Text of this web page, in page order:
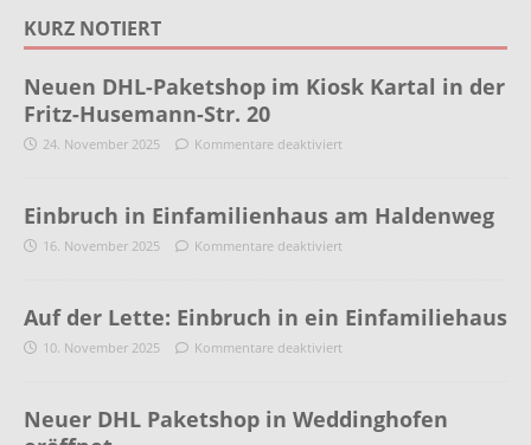
KURZ NOTIERT
Neuen DHL-Paketshop im Kiosk Kartal in der
Fritz-Husemann-Str. 20
24. November 2025 Kommentare deaktiviert
Einbruch in Einfamilienhaus am Haldenweg
16. November 2025 Kommentare deaktiviert
Auf der Lette: Einbruch in ein Einfamiliehaus
10. November 2025 Kommentare deaktiviert
Neuer DHL Paketshop in Weddinghofen